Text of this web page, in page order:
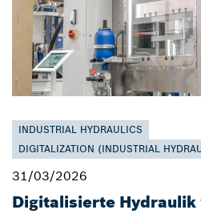
INDUSTRIAL HYDRAULICS
DIGITALIZATION (INDUSTRIAL
31/03/2026
Digitalisierte